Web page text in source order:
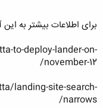
برای اطلاعات بیشتر به این
to-deploy-lander-on-
november-12/
landing-site-search-
narrows/